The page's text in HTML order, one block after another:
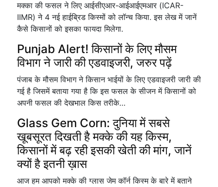
मक्का की फसल ने लिए आईसीएआर-आईआईएमआर (ICAR-
IIMR) ने 4 नई हाईब्रिड किस्मों को लॉन्च किया. इस लेख में जानें
कैसे किसानों को इसका फायदा मिलेगा.
Punjab Alert! किसानों के लिए मौसम
विभाग ने जारी की एडवाइजरी, जरुर पढ़ें
पंजाब के मौसम विभाग ने किसान भाईयों के लिए एडवाइजरी जारी की
गई है जिसमें बताया गया है कि इस फसल के सीजन में किसानों को
अपनी फसल की देखभाल किस तरीके…
Glass Gem Corn: दुनिया में सबसे
खूबसूरत दिखती है मक्के की यह किस्म,
किसानों में बढ़ रही इसकी खेती की मांग, जानें
क्यों है इतनी ख़ास
आज हम आपको मक्के की ग्लास जेम कॉर्न किस्म के बारे में बताने